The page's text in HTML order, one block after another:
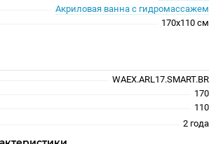
Акриловая ванна с гидромассажем
170x110 см
WAEX.ARL17.SMART.BR
170
110
2 года